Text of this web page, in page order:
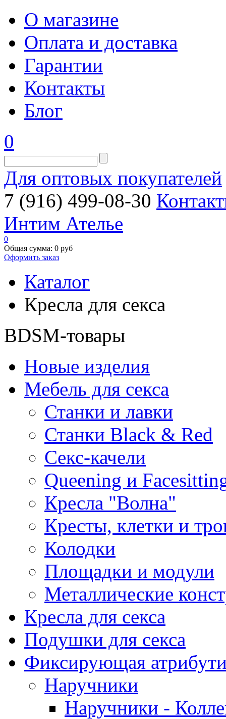
О магазине
Оплата и доставка
Гарантии
Контакты
Блог
0
Для оптовых покупателей
7 (916) 499-08-30
Интим Ателье
0
Общая сумма: 0 руб
Оформить заказ
Каталог
Кресла для секса
BDSM-товары
Новые изделия
Мебель для секса
Станки и лавки
Станки Black & Red
Секс-качели
Queening и
Кресла "Волна"
Кресты, клетки и
Колодки
Площадки и модули
Металлические
Кресла для секса
Подушки для секса
Фиксирующая
Наручники
Наручники -